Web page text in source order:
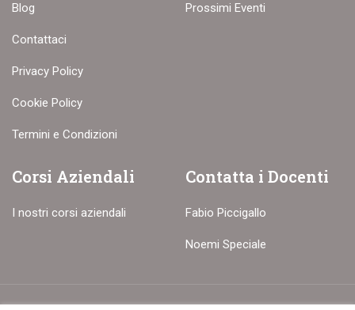
Blog
Contattaci
Privacy Policy
Cookie Policy
Termini e Condizioni
Prossimi Eventi
Corsi Aziendali
I nostri corsi aziendali
Contatta i Docenti
Fabio Piccigallo
Noemi Speciale